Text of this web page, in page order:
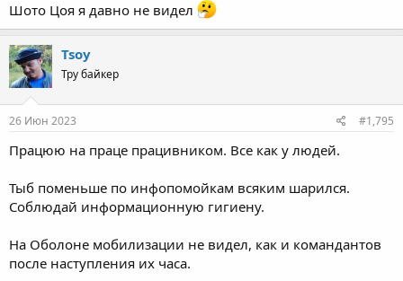
Шото Цоя я давно не видел
Tsoy
Тру байкер
26 Июн 2023 #1,795
Працюю на праце працивником. Все как у людей.
Тыб поменьше по инфопомойкам всяким шарился.
Соблюдай информационную гигиену.
На Оболоне мобилизации не видел, как и командантов
после наступления их часа.